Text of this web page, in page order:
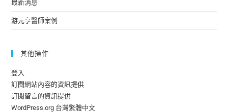
最新消息
游元亨醫師案例
其他操作
登入
訂閱網站內容的資訊提供
訂閱留言的資訊提供
WordPress.org 台灣繁體中文